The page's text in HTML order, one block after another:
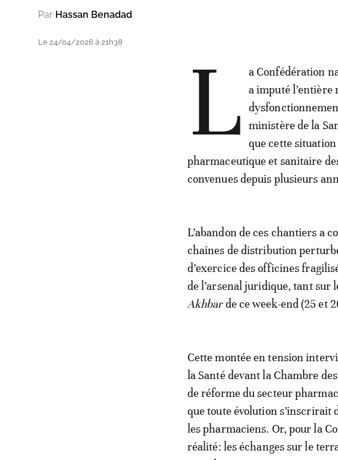
Par Hassan Benadad
Le 24/04/2026 à 21h38 L
a Confédération
a imputé l’entière
ministère de la
que cette
pharmaceutique et sanitaire
convenues depuis plusieurs
L’abandon de ces chantiers a
chaînes de distribution
d’exercice des officines
de l’arsenal juridique, tant sur
Akhbarde ce week-end (25 et
Cette montée en tension
la Santé devant la Chambre
de réforme du secteur
que toute évolution s’inscrirait
les pharmaciens. Or, pour la
réalité: les échanges sur le